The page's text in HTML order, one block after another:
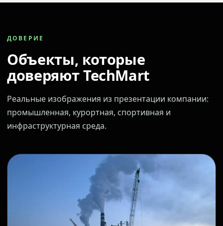
ДОВЕРИЕ
Объекты, которые
доверяют TechMart
Реальные изображения из презентации компании:
промышленная, курортная, спортивная и
инфраструктурная среда.